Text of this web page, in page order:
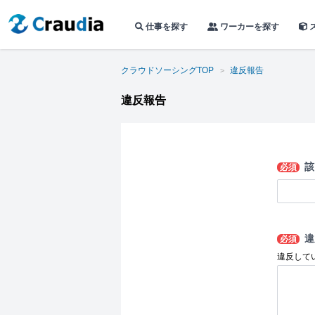
仕事を探す ワーカーを探す
クラウドソーシングTOP 違反報告
違反報告
必須
必須
違反して